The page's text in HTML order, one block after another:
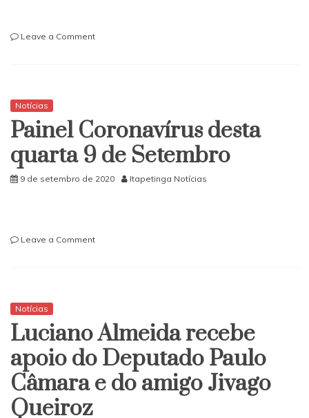
Leave a Commenton
Veterinário.
Homenagem
do
Vereador
Notícias
Painel Coronavírus desta
quarta 9 de Setembro
9 de setembro de 2020 Itapetinga Notícias
Leave a Commenton
de
Setembro
Notícias
Luciano Almeida recebe
apoio do Deputado Paulo
Câmara e do amigo Jivago
Queiroz